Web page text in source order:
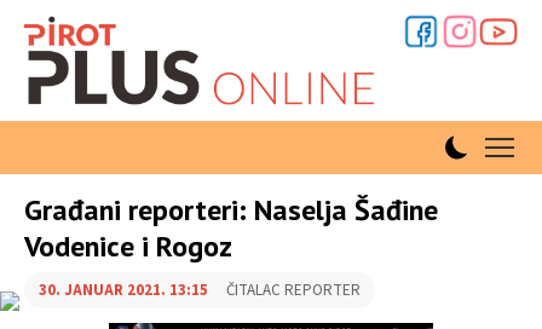
Građani reporteri: Naselja Šađine
Vodenice i Rogoz
30. JANUAR 2021. 13:15 ČITALAC REPORTER